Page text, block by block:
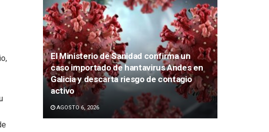
El Ministerio de Sanidad confirma un
caso importado de hantavirus Andes en
Galicia y descarta riesgo de contagio
activo
AGOSTO 6, 2026